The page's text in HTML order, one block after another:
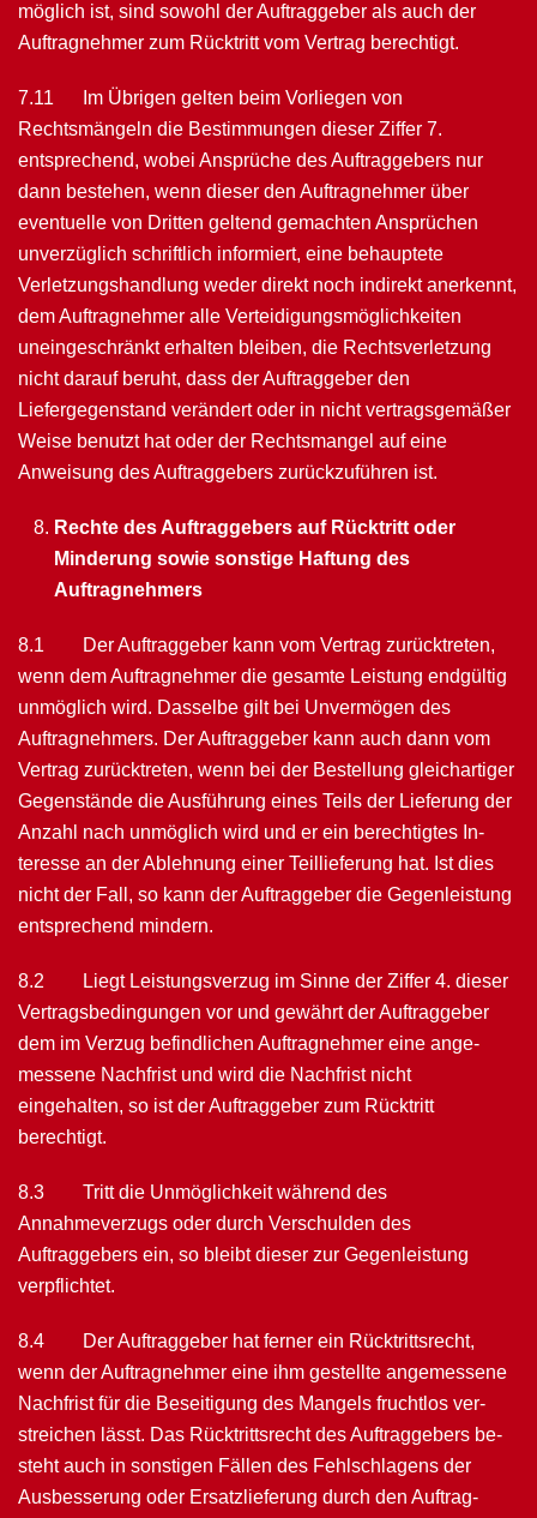
möglich ist, sind sowohl der Auf­traggeber als auch der
Auftragnehmer zum Rücktritt vom Vertrag berechtigt.
7.11 Im Übrigen gelten beim Vorliegen von
Rechtsmängeln die Bestimmungen die­ser Ziffer 7.
entsprechend, wobei Ansprüche des Auftraggebers nur
dann bestehen, wenn die­ser den Auftragnehmer über
eventuelle von Dritten geltend gemach­ten An­sprü­chen
unverzüglich schriftlich informiert, eine behauptete
Verletzungshandlung weder direkt noch indirekt anerkennt,
dem Auftragnehmer alle Verteidigungsmöglichkeiten
uneingeschränkt erhalten bleiben, die Rechtsverlet­zung
nicht darauf be­ruht, dass der Auftraggeber den
Liefergegenstand verän­dert oder in nicht vertrags­gemäßer
Weise benutzt hat oder der Rechtsmangel auf eine
Anweisung des Auf­traggebers zurück­zuführen ist.
Rechte des Auftraggebers auf Rücktritt oder
Minderung sowie sonstige Haftung des
Auftragnehmers
8.1 Der Auftraggeber kann vom Vertrag zurücktreten,
wenn dem Auftragnehmer die ge­samte Leistung endgültig
unmöglich wird. Dasselbe gilt bei Unvermögen des
Auftragnehmers. Der Auftraggeber kann auch dann vom
Vertrag zurücktreten, wenn bei der Bestellung gleichartiger
Gegenstände die Ausführung ei­nes Teils der Lieferung der
Anzahl nach unmöglich wird und er ein berechtigtes In­
teresse an der Ablehnung einer Teillieferung hat. Ist dies
nicht der Fall, so kann der Auftraggeber die Gegenleistung
entsprechend mindern.
8.2 Liegt Leistungsverzug im Sinne der Ziffer 4. dieser
Vertragsbedingungen vor und gewährt der Auftraggeber
dem im Verzug befindlichen Auftragnehmer eine ange­
messene Nachfrist und wird die Nachfrist nicht
eingehalten, so ist der Auftrag­geber zum Rücktritt
berechtigt.
8.3 Tritt die Unmöglichkeit während des
Annahmeverzugs oder durch Verschulden des
Auftraggebers ein, so bleibt dieser zur Gegenleistung
verpflichtet.
8.4 Der Auftraggeber hat ferner ein Rücktrittsrecht,
wenn der Auftragnehmer eine ihm gestellte angemessene
Nachfrist für die Beseitigung des Mangels fruchtlos ver­
streichen lässt. Das Rück­trittsrecht des Auftraggebers be­
steht auch in sonstigen Fällen des Fehlschlagens der
Ausbesserung oder Ersatzlieferung durch den Auftrag­